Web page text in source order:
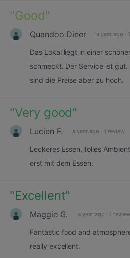
"Good"
Quandoo Diner a year ago ·
Das Lokal liegt in einer
schmeckt. Der Service ist gut.
sind die Preise aber zu hoch.
"Very good"
Lucien F. a year ago · 1 review
Leckeres Essen, tolles
erst mit dem Essen.
"Excellent"
Maggie G. a year ago · 1 review
Fantastic food and
really excellent.